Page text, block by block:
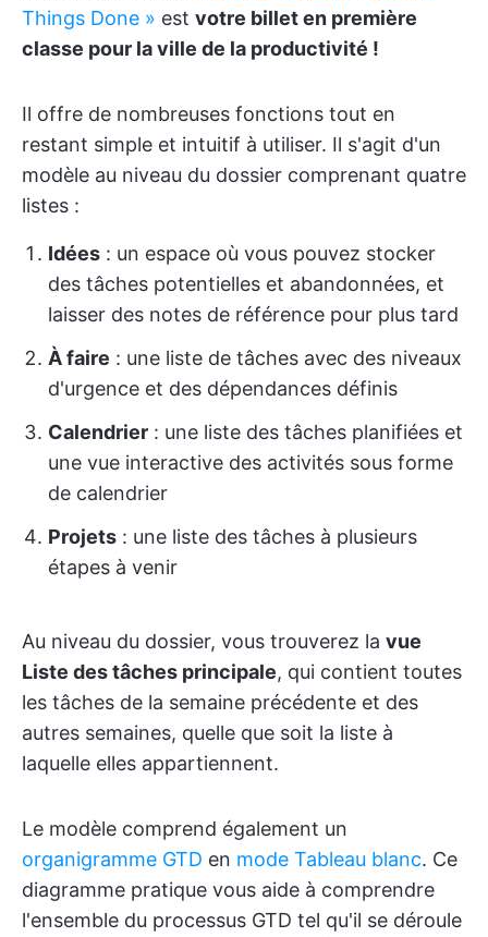
Things Done » est votre billet en première
classe pour la ville de la productivité !
Il offre de nombreuses fonctions tout en
restant simple et intuitif à utiliser. Il s'agit d'un
modèle au niveau du dossier comprenant quatre
listes :
Idées : un espace où vous pouvez stocker
des tâches potentielles et abandonnées, et
laisser des notes de référence pour plus tard
À faire : une liste de tâches avec des niveaux
d'urgence et des dépendances définis
Calendrier : une liste des tâches planifiées et
une vue interactive des activités sous forme
de calendrier
Projets : une liste des tâches à plusieurs
étapes à venir
Au niveau du dossier, vous trouverez la vue
Liste des tâches principale, qui contient toutes
les tâches de la semaine précédente et des
autres semaines, quelle que soit la liste à
laquelle elles appartiennent.
Le modèle comprend également un
organigramme GTD en mode Tableau blanc. Ce
diagramme pratique vous aide à comprendre
l'ensemble du processus GTD tel qu'il se déroule